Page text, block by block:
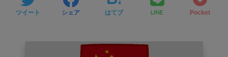
ツイート シェア はてブ LINE Pocket